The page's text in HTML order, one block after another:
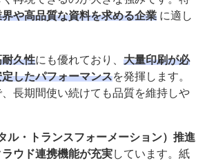
や高品質な資料を求める企業 に適し
久性にも優れており、 大量印刷が必
したパフォーマンスを発揮します。
長期間使い続けても品質を維持しや
ル・トランスフォーメーション）推進
ラウド連携機能が充実しています。紙